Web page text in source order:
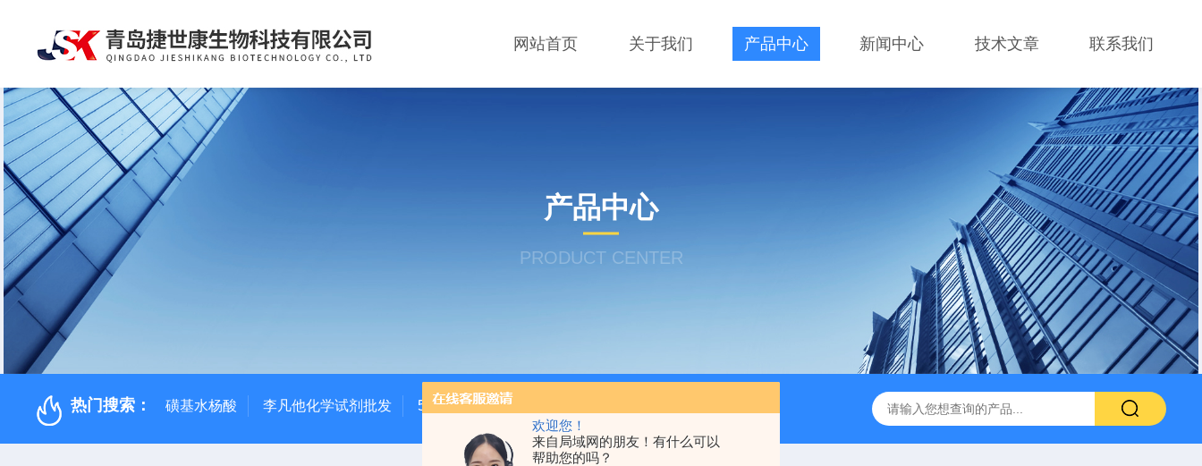
欢迎您！
来自局域网的朋友！有什么可以
帮助您的吗？
网站首页 关于我们 产品中心 新闻中心 技术文章 联系我们
产品中心
PRODUCT CENTER
热门搜索： 磺基水杨酸 李凡他化学试剂批发 500次MTS细胞增殖与细胞毒性检测试剂盒 48t/96t国产ELISA试剂盒,免费代测